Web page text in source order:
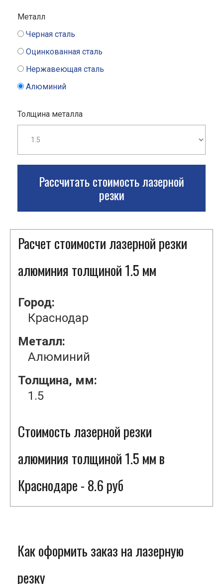
Металл
Черная сталь
Оцинкованная сталь
Нержавеющая сталь
Алюминий
Толщина металла
Рассчитать стоимость лазерной
резки
Расчет стоимости лазерной резки
алюминия толщиной 1.5 мм
Город:
Краснодар
Металл:
Алюминий
Толщина, мм:
1.5
Стоимость лазерной резки
алюминия толщиной 1.5 мм в
Краснодаре - 8.6 руб
Как оформить заказ на лазерную
резку